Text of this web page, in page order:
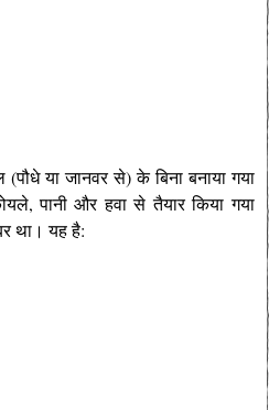
या जानवर से) के बिना बनाया गया
पानी और हवा से तैयार किया गया
था। यह है: